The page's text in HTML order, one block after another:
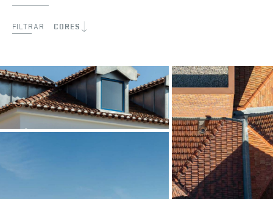
FILTRAR CORES